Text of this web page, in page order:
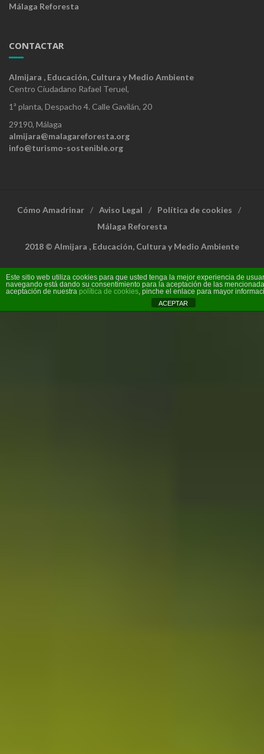
Málaga Reforesta
CONTACTAR
Almijara , Educación, Cultura y Medio Ambiente
Centro Ciudadano Rafael Teruel,
1ª planta, Despacho 4. Calle Gavilán, 20
29190, Málaga
almijara@malagareforesta.org
info@turismo-sostenible.org
Cómo Amadrinar Aviso Legal
Política de cookies
Málaga Reforesta
2018 © Almijara , Educación, Cultura y Medio Ambiente
Este sitio web utiliza cookies para que usted tenga la mejor experiencia de
navegando está dando su consentimiento para la aceptación de las
aceptación de nuestra política de cookies, pinche el enlace para mayor
ACEPTAR